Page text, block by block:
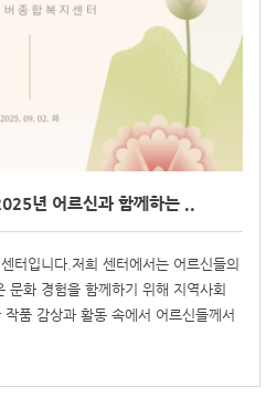
년 어르신과 함께하는 ..
터입니다.저희 센터에서는 어르신들의
문화 경험을 함께하기 위해 지역사회
품 감상과 활동 속에서 어르신들께서